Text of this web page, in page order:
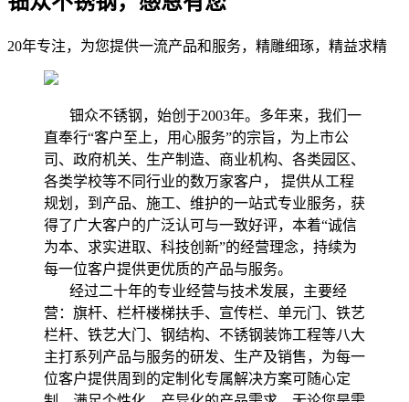
20年专注，为您提供一流产品和服务，精雕细琢，精益求精
钿众不锈钢，始创于2003年。多年来，我们一
直奉行“客户至上，用心服务”的宗旨，为上市公
司、政府机关、生产制造、商业机构、各类园区、
各类学校等不同行业的数万家客户， 提供从工程
规划，到产品、施工、维护的一站式专业服务，获
得了广大客户的广泛认可与一致好评，本着“诚信
为本、求实进取、科技创新”的经营理念，持续为
每一位客户提供更优质的产品与服务。
经过二十年的专业经营与技术发展，主要经
营：旗杆、栏杆楼梯扶手、宣传栏、单元门、铁艺
栏杆、铁艺大门、钢结构、不锈钢装饰工程等八大
主打系列产品与服务的研发、生产及销售，为每一
位客户提供周到的定制化专属解决方案可随心定